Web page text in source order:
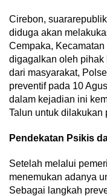
Cirebon,
diduga akan
Cempaka,
digagalkan oleh pihak
dari masyarakat,
preventif pada 10
dalam kejadian ini
Talun untuk dilakukan
Pendekatan Psikis
Setelah melalui
menemukan adanya
Sebagai langkah